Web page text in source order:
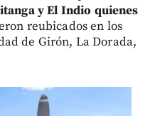
y El Indio quienes
reubicados en los
de Girón, La Dorada,